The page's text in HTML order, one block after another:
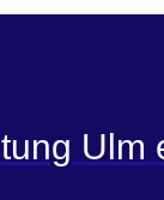
Ulm